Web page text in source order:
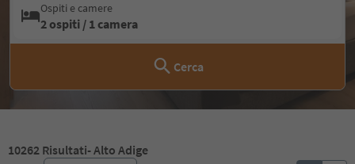
Ospiti e camere
2 ospiti / 1 camera
Cerca
10262 Risultati- Alto Adige